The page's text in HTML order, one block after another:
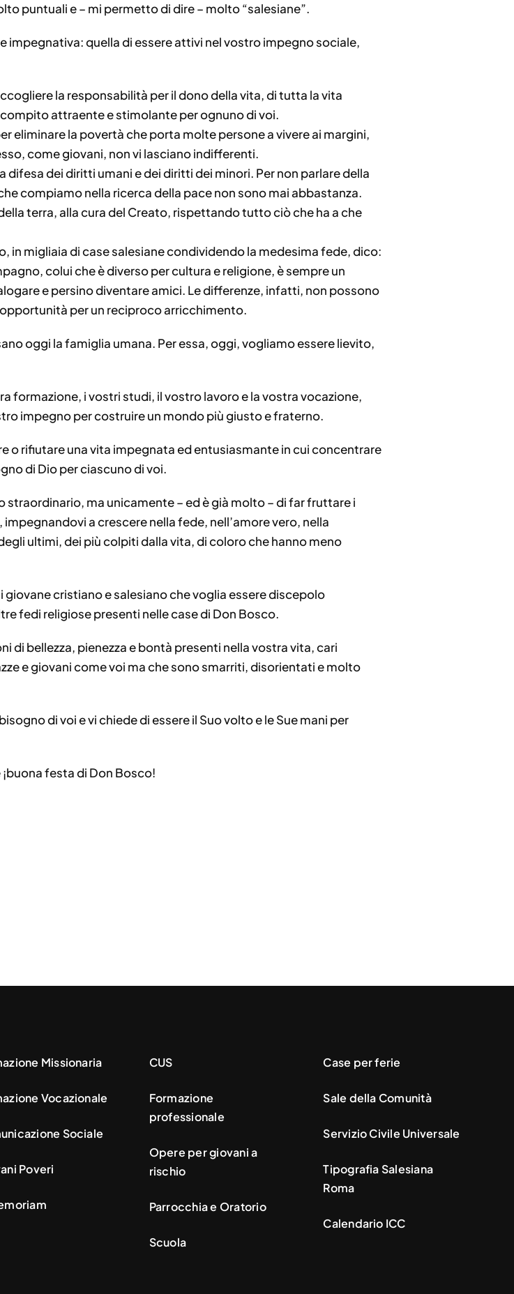
puntuali e – mi permetto di dire – molto “salesiane”.
impegnativa: quella di essere attivi nel vostro impegno sociale,
la responsabilità per il dono della vita, di tutta la vita
attraente e stimolante per ognuno di voi.
eliminare la povertà che porta molte persone a vivere ai margini,
come giovani, non vi lasciano indifferenti.
dei diritti umani e dei diritti dei minori. Per non parlare della
compiamo nella ricerca della pace non sono mai abbastanza.
terra, alla cura del Creato, rispettando tutto ciò che ha a che
in migliaia di case salesiane condividendo la medesima fede, dico:
colui che è diverso per cultura e religione, è sempre un
e persino diventare amici. Le differenze, infatti, non possono
per un reciproco arricchimento.
oggi la famiglia umana. Per essa, oggi, vogliamo essere lievito,
formazione, i vostri studi, il vostro lavoro e la vostra vocazione,
impegno per costruire un mondo più giusto e fraterno.
o rifiutare una vita impegnata ed entusiasmante in cui concentrare
di Dio per ciascuno di voi.
ma unicamente – ed è già molto – di far fruttare i
a crescere nella fede, nell’amore vero, nella
ultimi, dei più colpiti dalla vita, di coloro che hanno meno
cristiano e salesiano che voglia essere discepolo
fedi religiose presenti nelle case di Don Bosco.
di bellezza, pienezza e bontà presenti nella vostra vita, cari
e giovani come voi ma che sono smarriti, disorientati e molto
di voi e vi chiede di essere il Suo volto e le Sue mani per
festa di Don Bosco!
Missionaria
Vocazionale
Sociale
Poveri
CUS
Formazione
professionale
Opere per giovani a
rischio
Parrocchia e Oratorio
Scuola
Case per ferie
Sale della Comunità
Servizio Civile Universale
Tipografia Salesiana
Roma
Calendario ICC